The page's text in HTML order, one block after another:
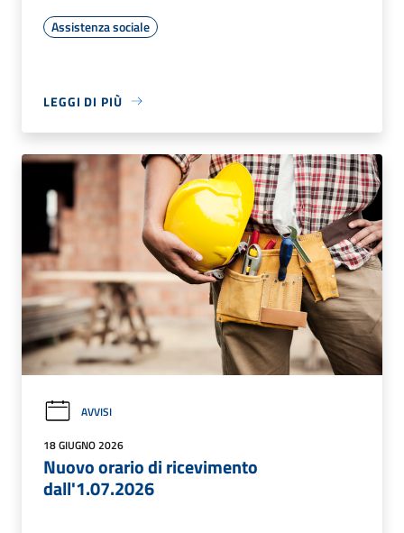
Assistenza sociale
LEGGI DI PIÙ
AVVISI
18 GIUGNO 2026
Nuovo orario di ricevimento
dall'1.07.2026